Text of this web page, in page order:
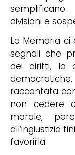
divisioni e
La Memoria ci
segnali che
dei diritti, la
raccontata
non cedere
morale,
all’ingiustizia
favorirla.